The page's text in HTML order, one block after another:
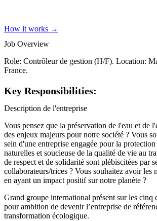
How it works →
Job Overview
Role: Contrôleur de gestion (H/F). Location:
France.
Key Responsibilities:
Description de l'entreprise
Vous pensez que la préservation de l'eau et de
des enjeux majeurs pour notre société ? Vous
sein d'une entreprise engagée pour la protection
naturelles et soucieuse de la qualité de vie au
de respect et de solidarité sont plébiscitées par
collaborateurs/trices ? Vous souhaitez avoir les
en ayant un impact positif sur notre planète ?
Grand groupe international présent sur les cinq
pour ambition de devenir l’entreprise de
transformation écologique.